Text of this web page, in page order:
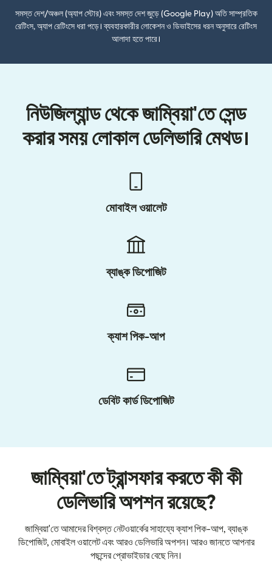
সমস্ত দেশ/অঞ্চল (অ্যাপ স্টোর) এবং সমস্ত দেশ জুড়ে (Google Play) অতি সাম্প্রতিক
রেটিংস, অ্যাপ রেটিংসে ধরা পড়ে। ব্যবহারকারীর লোকেশন ও ডিভাইসের ধরন অনুসারে রেটিংস
আলাদা হতে পারে।
নিউজিল্যান্ড থেকে জাম্বিয়া'তে সেন্ড
করার সময় লোকাল ডেলিভারি মেথড।
মোবাইল ওয়ালেট
ব্যাঙ্ক ডিপোজিট
ক্যাশ পিক-আপ
ডেবিট কার্ড ডিপোজিট
জাম্বিয়া'তে ট্রান্সফার করতে কী কী
ডেলিভারি অপশন রয়েছে?
জাম্বিয়া'তে আমাদের বিশ্বস্ত নেটওয়ার্কের সাহায্যে ক্যাশ পিক-আপ, ব্যাঙ্ক
ডিপোজিট, মোবাইল ওয়ালেট এবং আরও ডেলিভারি অপশন। আরও জানতে আপনার
পছন্দের প্রোভাইডার বেছে নিন।